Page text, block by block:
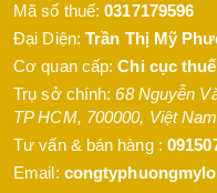
Mã số thuế:0317179596
Đại Diện: Trần Thị Mỹ
Cơ quan cấp:Chi cục
Trụ sở chính:68 Nguyễn
TP HCM, 700000, Việt Nam
Tư vấn & bán hàng :
Email: